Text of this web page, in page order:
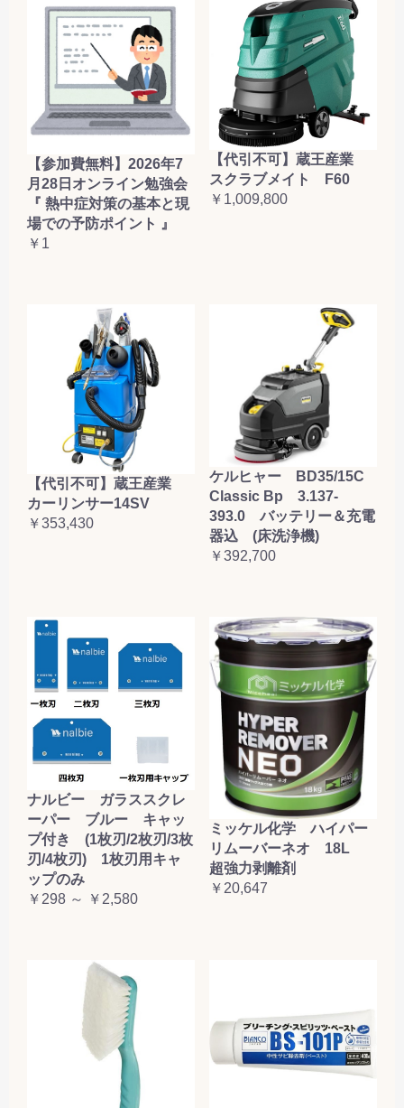
【参加費無料】2026年7
月28日オンライン勉強会
『 熱中症対策の基本と現
場での予防ポイント 』
￥1
【代引不可】蔵王産業
スクラブメイト F60
￥1,009,800
【代引不可】蔵王産業
カーリンサー14SV
￥353,430
ケルヒャー BD35/15C
Classic Bp 3.137-
393.0 バッテリー＆充電
器込 (床洗浄機)
￥392,700
ナルビー ガラススクレ
ーパー ブルー キャッ
プ付き (1枚刃/2枚刃/3枚
刃/4枚刃) 1枚刃用キャ
ップのみ
￥298 ～ ￥2,580
ミッケル化学 ハイパー
リムーバーネオ 18L
超強力剥離剤
￥20,647